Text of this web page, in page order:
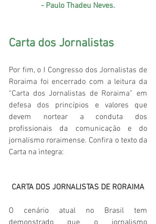
- Paulo Thadeu Neves.
Carta dos Jornalistas
Por fim, o I Congresso dos Jornalistas de
Roraima foi encerrado com a leitura da
“Carta dos Jornalistas de Roraima” em
defesa dos princípios e valores que
devem nortear a conduta dos
profissionais da comunicação e do
jornalismo roraimense. Confira o texto da
Carta na ìntegra:
CARTA DOS JORNALISTAS DE RORAIMA
O cenário atual no Brasil tem